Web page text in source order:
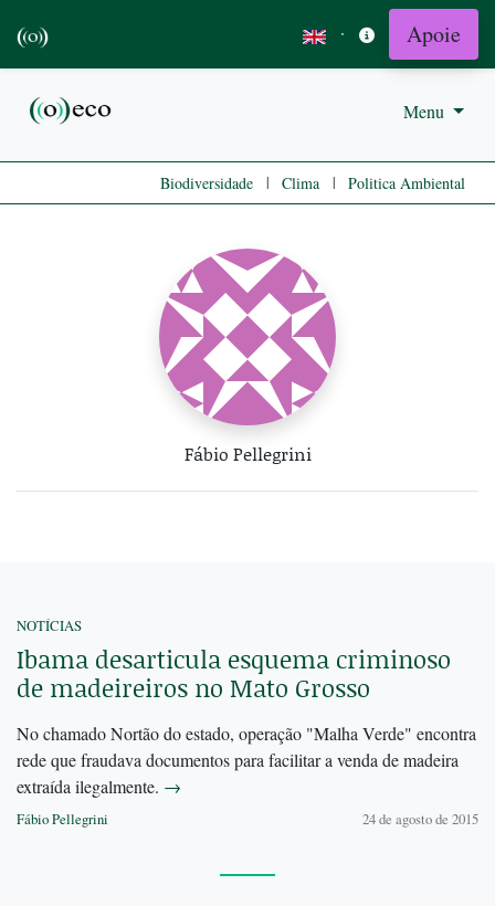
· Apoie
Menu
Biodiversidade | Clima | Politica Ambiental
Fábio Pellegrini
NOTÍCIAS
Ibama desarticula esquema criminoso
de madeireiros no Mato Grosso
No chamado Nortão do estado, operação "Malha Verde" encontra
rede que fraudava documentos para facilitar a venda de madeira
extraída ilegalmente. →
Fábio Pellegrini 24 de agosto de 2015